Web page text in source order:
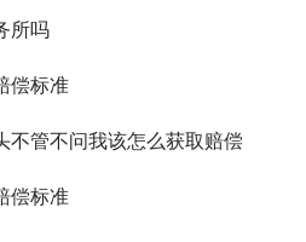
所吗
偿标准
不管不问我该怎么获取赔偿
偿标准